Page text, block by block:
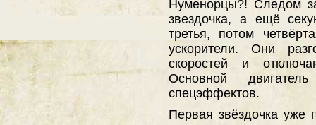
Нуменорцы?! Следом
звездочка, а ещё
третья, потом
ускорители. Они
скоростей и
Основной
спецэффектов.
Первая звёздочка уже